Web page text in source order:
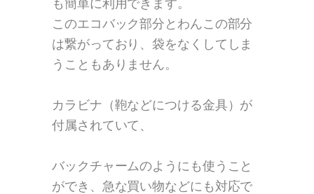
このエコバック部分とわんこの部分
は繋がっており、袋をなくしてしま
うこともありません。
カラビナ（鞄などにつける金具）が
付属されていて、
バックチャームのようにも使うこと
ができ、急な買い物などにも対応で